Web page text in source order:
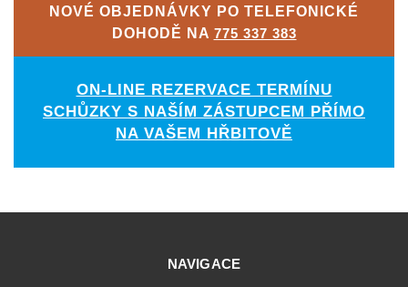
NOVÉ OBJEDNÁVKY PO TELEFONICKÉ
DOHODĚ NA 775 337 383
ON-LINE REZERVACE TERMÍNU
SCHŮZKY S NAŠÍM ZÁSTUPCEM PŘÍMO
NA VAŠEM HŘBITOVĚ
NAVIGACE